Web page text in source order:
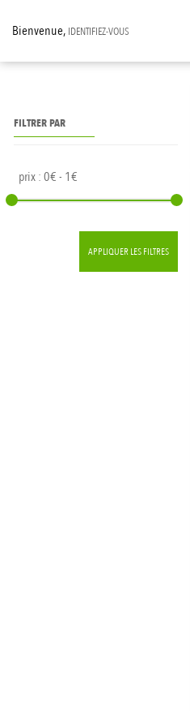
Bienvenue, IDENTIFIEZ-VOUS
FILTRER PAR
prix :0€ - 1€
APPLIQUER LES FILTRES